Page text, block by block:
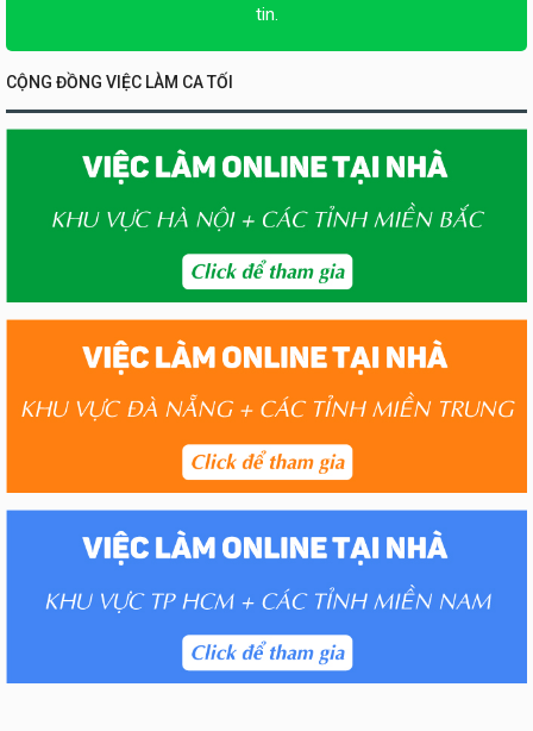
tin.
CỘNG ĐỒNG VIỆC LÀM CA TỐI